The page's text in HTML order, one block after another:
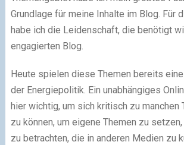
Grundlage für meine Inhalte im Blog. Für
habe ich die Leidenschaft, die benötigt
engagierten Blog.
Heute spielen diese Themen bereits
der Energiepolitik. Ein unabhängiges
hier wichtig, um sich kritisch zu manchen
zu können, um eigene Themen zu
zu betrachten, die in anderen Medien zu